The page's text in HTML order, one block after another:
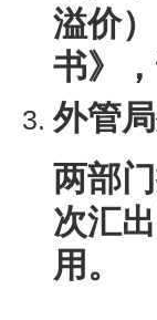
溢价
书》
外管
两部
次汇
用。